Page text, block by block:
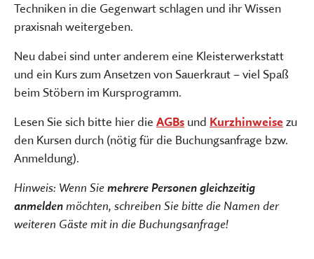
Techniken in die Gegenwart schlagen und ihr Wissen
praxisnah weitergeben.
Neu dabei sind unter anderem eine Kleisterwerkstatt
und ein Kurs zum Ansetzen von Sauerkraut – viel Spaß
beim Stöbern im Kursprogramm.
Lesen Sie sich bitte hier die AGBs und Kurzhinweisezu
den Kursen durch (nötig für die Buchungsanfrage bzw.
Anmeldung).
Hinweis: Wenn Siemehrere Personen gleichzeitig
anmelden möchten, schreiben Sie bitte die Namen der
weiteren Gäste mit in die Buchungsanfrage!